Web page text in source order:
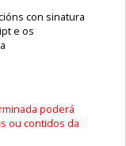
con sinatura
e os
poderá
ou contidos da